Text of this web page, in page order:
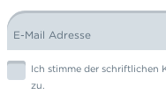
E-Mail Adresse
Ich stimme der schriftlichen
zu.